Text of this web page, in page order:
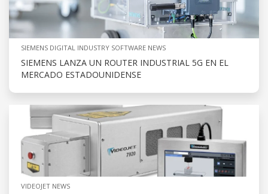
SIEMENS DIGITAL INDUSTRY SOFTWARE NEWS
SIEMENS LANZA UN ROUTER INDUSTRIAL 5G EN EL
MERCADO ESTADOUNIDENSE
VIDEOJET NEWS